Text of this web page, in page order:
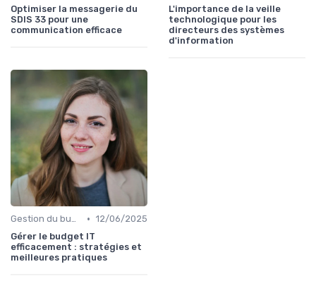
Optimiser la messagerie du
SDIS 33 pour une
communication efficace
L'importance de la veille
technologique pour les
directeurs des systèmes
d'information
Gestion du budget IT • 12/06/2025
Gérer le budget IT
efficacement : stratégies et
meilleures pratiques